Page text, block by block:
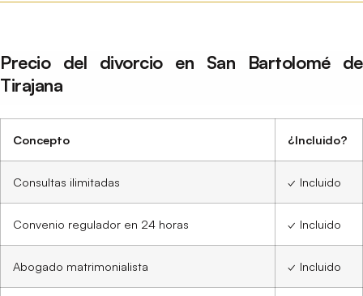
Precio del divorcio en San Bartolomé de
Tirajana
Concepto ¿Incluido?
Consultas ilimitadas ✓ Incluido
Convenio regulador en 24 horas ✓ Incluido
Abogado matrimonialista ✓ Incluido